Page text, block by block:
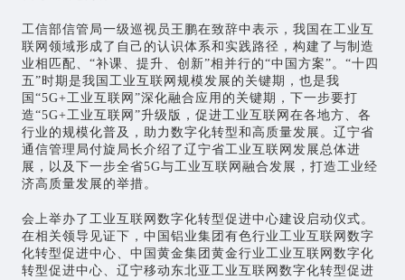
工信部信管局一级巡视员王鹏在致辞中表示，我国在工业互
联网领域形成了自己的认识体系和实践路径，构建了与制造
业相匹配、“补课、提升、创新”相并行的“中国方案”。“十四
五”时期是我国工业互联网规模发展的关键期，也是我
国“5G+工业互联网”深化融合应用的关键期，下一步要打
造“5G+工业互联网”升级版，促进工业互联网在各地方、各
行业的规模化普及，助力数字化转型和高质量发展。辽宁省
通信管理局付旋局长介绍了辽宁省工业互联网发展总体进
展，以及下一步全省5G与工业互联网融合发展，打造工业经
济高质量发展的举措。
会上举办了工业互联网数字化转型促进中心建设启动仪式。
在相关领导见证下，中国铝业集团有色行业工业互联网数字
化转型促进中心、中国黄金集团黄金行业工业互联网数字化
转型促进中心、辽宁移动东北亚工业互联网数字化转型促进